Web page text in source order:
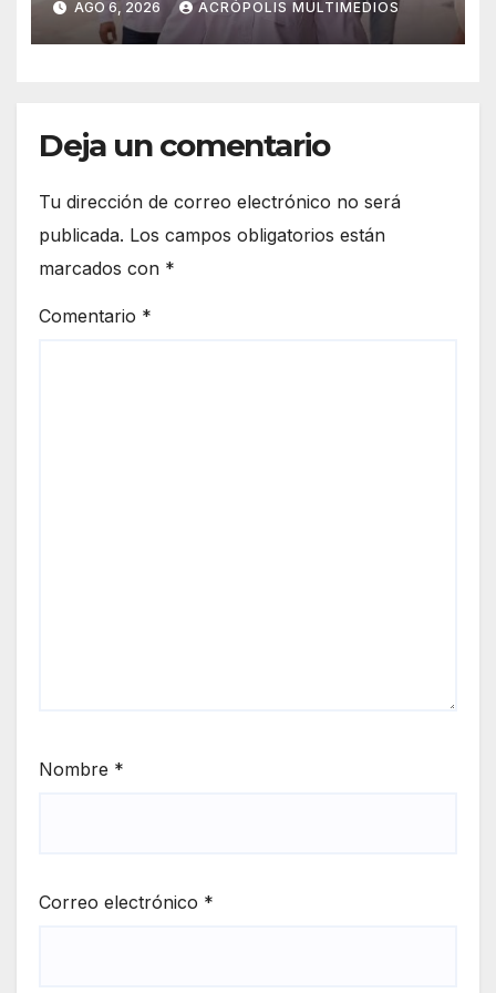
AGO 6, 2026 ACRÓPOLIS MULTIMEDIOS
Deja un comentario
Tu dirección de correo electrónico no será
publicada. Los campos obligatorios están
marcados con *
Comentario *
Nombre *
Correo electrónico *